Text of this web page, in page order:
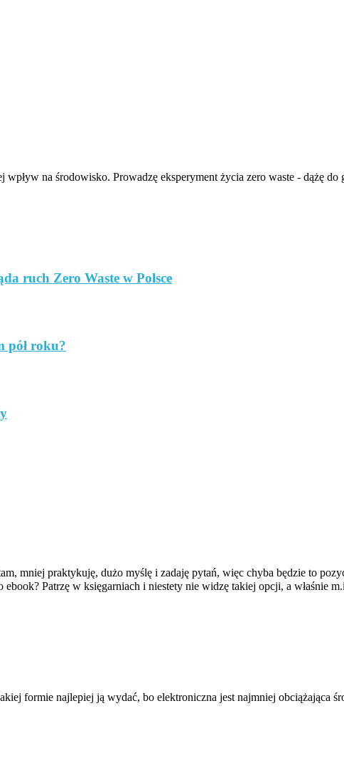
wpływ na środowisko. Prowadzę eksperyment życia zero waste - dążę
ruch Zero Waste w Polsce
pół roku?
mniej praktykuję, dużo myślę i zadaję pytań, więc chyba będzie to
Patrzę w księgarniach i niestety nie widzę takiej opcji, a właśnie
formie najlepiej ją wydać, bo elektroniczna jest najmniej obciążająca